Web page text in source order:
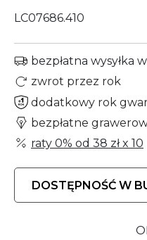
LC07686.410
bezpłatna wysyłka
zwrot przez rok
dodatkowy rok
bezpłatne
raty 0% od 38 złx 10
DOSTĘPNOŚĆ W